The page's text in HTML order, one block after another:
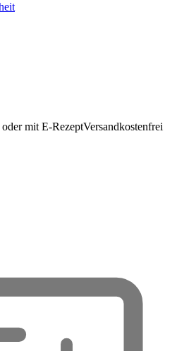
mit E-RezeptVersandkostenfrei